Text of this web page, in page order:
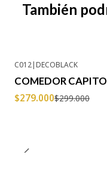
También
C012|DECOBLACK
COMEDOR
$279.000$299.000